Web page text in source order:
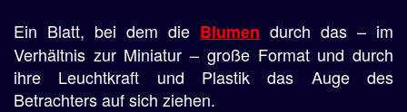
Ein Blatt, bei dem die Blumen durch das – im
Verhältnis zur Miniatur – große Format und durch
ihre Leuchtkraft und Plastik das Auge des
Betrachters auf sich ziehen.